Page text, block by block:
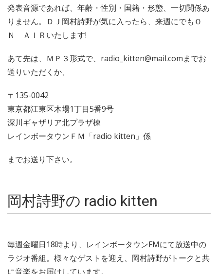
発表音源であれば、年齢・性別・国籍・形態、一切関係あ
りません。ＤＪ岡村詩野が気に入ったら、来週にでもＯ
Ｎ ＡＩＲいたします!
あて先は、ＭＰ３形式で、radio_kitten@mail.comまでお
送りいただくか、
〒135-0042
東京都江東区木場1丁目5番9号
深川ギャザリア北プラザ棟
レインボータウンＦＭ「radio kitten」係
までお送り下さい。
岡村詩野の radio kitten
毎週金曜日18時より、レインボータウンFMにて放送中の
ラジオ番組。様々なゲストを迎え、岡村詩野がトークと共
に音楽をお届けしています。